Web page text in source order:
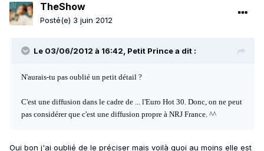
TheShow
Posté(e) 3 juin 2012
Le 03/06/2012 à 16:42, Petit Prince a dit :
N'aurais-tu pas oublié un petit détail ?
C'est une diffusion dans le cadre de ... l'Euro Hot 30. Donc, on ne peut
pas considérer que c'est une diffusion propre à NRJ France. ^^
Oui bon j'ai oublié de le préciser mais voilà quoi au moins elle est